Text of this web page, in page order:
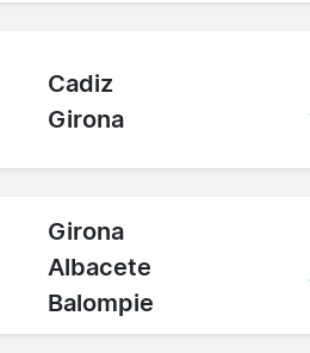
Cadiz
Girona
Girona
Albacete
Balompie